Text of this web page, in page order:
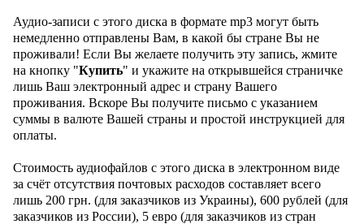
Аудио-записи с этого диска в формате mp3 могут быть
немедленно отправлены Вам, в какой бы стране Вы не
проживали! Если Вы желаете получить эту запись, жмите
на кнопку "Купить" и укажите на открывшейся страничке
лишь Ваш электронный адрес и страну Вашего
проживания. Вскоре Вы получите письмо с указанием
суммы в валюте Вашей страны и простой инструкцией для
оплаты.
Стоимость аудиофайлов с этого диска в электронном виде
за счёт отсутствия почтовых расходов составляет всего
лишь 200 грн. (для заказчиков из Украины), 600 рублей (для
заказчиков из России), 5 евро (для заказчиков из стран